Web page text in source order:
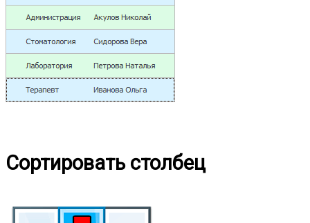
Сортировать столбец